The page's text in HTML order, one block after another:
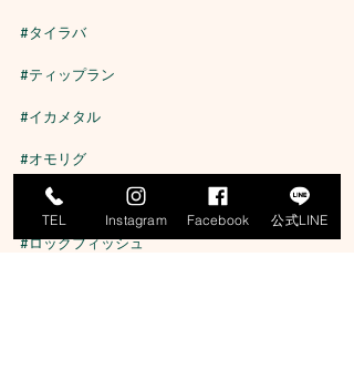
#タイラバ
#ティップラン
#イカメタル
#オモリグ
#エギング
#ロックフィッシュ
TEL Instagram Facebook 公式LINE